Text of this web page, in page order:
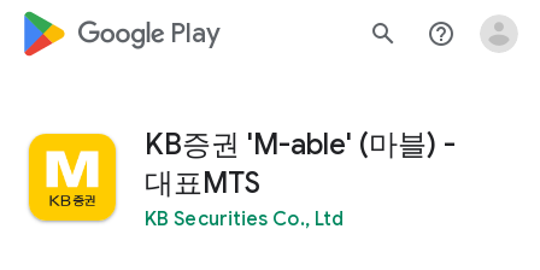
google_logo Play search help_outline
KB증권 'M-able' (마블) -
대표MTS
KB Securities Co., Ltd